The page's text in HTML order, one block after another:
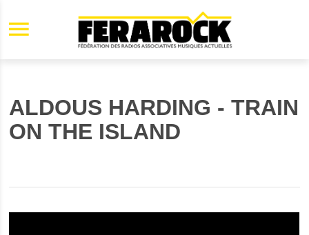
Aller au contenu principal
ALDOUS HARDING - TRAIN
ON THE ISLAND